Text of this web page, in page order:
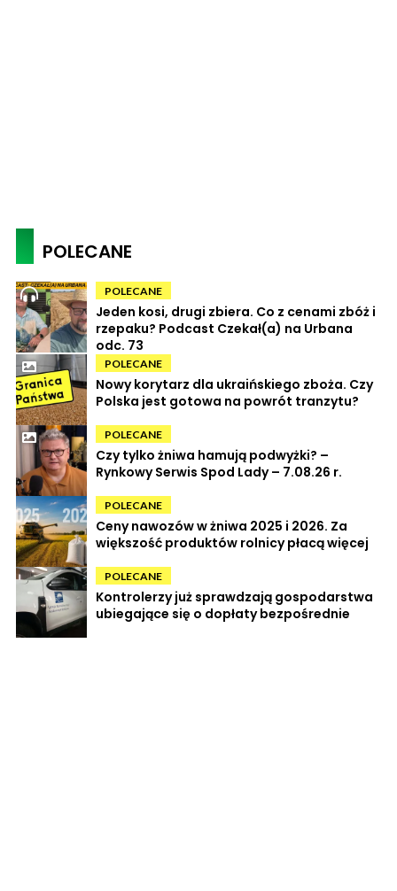
POLECANE
POLECANE
Jeden kosi, drugi zbiera. Co z cenami zbóż i
rzepaku? Podcast Czekał(a) na Urbana
odc. 73
POLECANE
Nowy korytarz dla ukraińskiego zboża. Czy
Polska jest gotowa na powrót tranzytu?
POLECANE
Czy tylko żniwa hamują podwyżki? –
Rynkowy Serwis Spod Lady – 7.08.26 r.
POLECANE
Ceny nawozów w żniwa 2025 i 2026. Za
większość produktów rolnicy płacą więcej
POLECANE
Kontrolerzy już sprawdzają gospodarstwa
ubiegające się o dopłaty bezpośrednie